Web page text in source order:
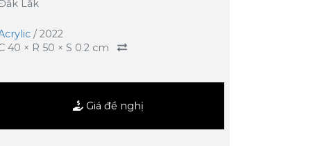
Lắk
/ 2022
40 × R 50 × S 0.2 cm
Giá đề nghị